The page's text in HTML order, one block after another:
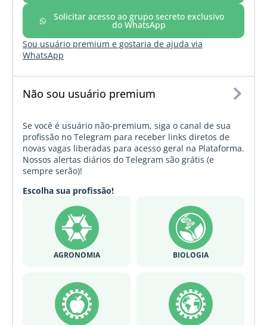
Solicitar acesso ao grupo secreto exclusivo
do WhatsApp
Sou usuário premium e gostaria de ajuda via
WhatsApp
Não sou usuário premium
Se você é usuário não-premium, siga o canal de sua
profissão no Telegram para receber links diretos de
novas vagas liberadas para acesso geral na Plataforma.
Nossos alertas diários do Telegram são grátis (e
sempre serão)!
Escolha sua profissão!
AGRONOMIA BIOLOGIA